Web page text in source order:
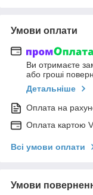
Умови оплати
Ви отримаєте
або гроші
Детальніше
Оплата на
Оплата картою
Всі умови оплати
Умови